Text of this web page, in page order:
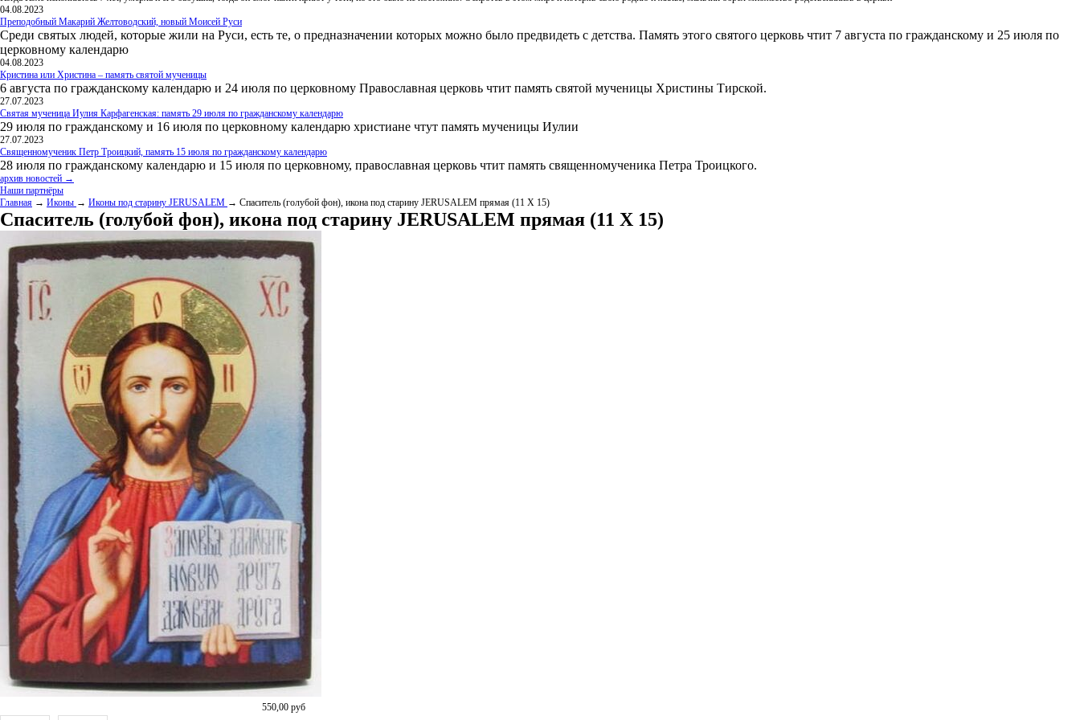
04.08.2023
Преподобный Макарий Желтоводский, новый Моисей Руси
Среди святых людей, которые жили на Руси, есть те, о предназначении которых можно было предвидеть с детства. Память этого святого церковь чтит 7 августа по гражданскому и 25 июля по
церковному календарю
04.08.2023
Кристина или Христина – память святой мученицы
6 августа по гражданскому календарю и 24 июля по церковному Православная церковь чтит память святой мученицы Христины Тирской.
27.07.2023
Святая мученица Иулия Карфагенская: память 29 июля по гражданскому календарю
29 июля по гражданскому и 16 июля по церковному календарю христиане чтут память мученицы Иулии
27.07.2023
Священномученик Петр Троицкий, память 15 июля по гражданскому календарю
28 июля по гражданскому календарю и 15 июля по церковному, православная церковь чтит память священномученика Петра Троицкого.
архив новостей →
Наши партнёры
Главная → Иконы → Иконы под старину JERUSALEM → Спаситель (голубой фон), икона под старину JERUSALEM прямая (11 Х 15)
Спаситель (голубой фон), икона под старину JERUSALEM прямая (11 Х 15)
550,00 руб